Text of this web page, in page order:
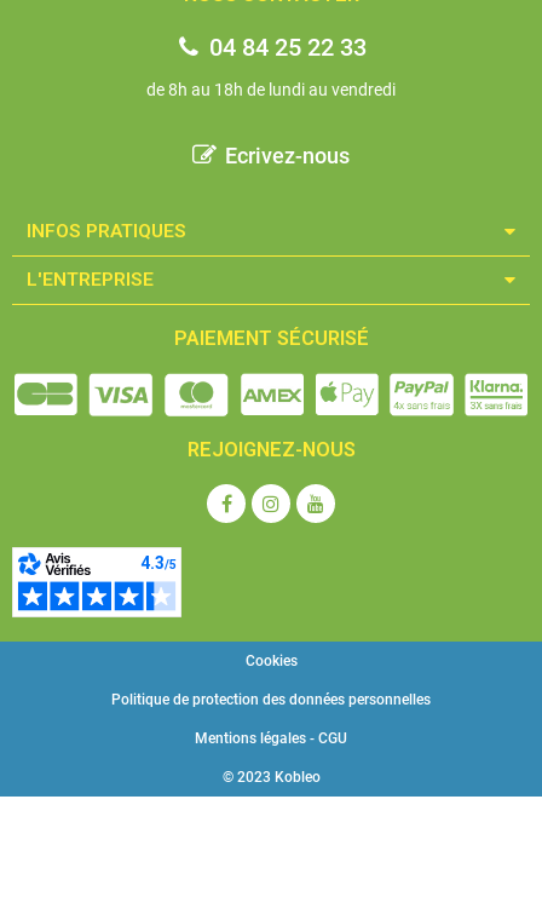
04 84 25 22 33
de 8h au 18h de lundi au vendredi
Ecrivez-nous
INFOS PRATIQUES​
L'ENTREPRISE​
PAIEMENT SÉCURISÉ
REJOIGNEZ-NOUS
© 2023 Kobleo
Mentions légales - CGU
Politique de protection des données personnelles
Cookies